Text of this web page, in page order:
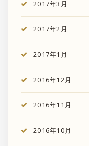
2017年3月
2017年2月
2017年1月
2016年12月
2016年11月
2016年10月